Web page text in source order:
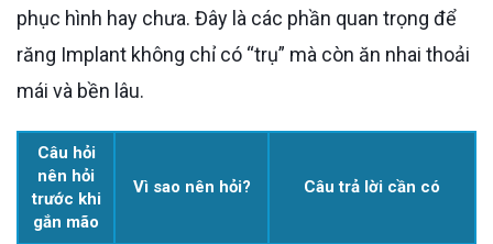
phục hình hay chưa. Đây là các phần quan trọng để
răng Implant không chỉ có “trụ” mà còn ăn nhai thoải
mái và bền lâu.
Câu hỏi
nên hỏi
trước khi
gắn mão
Vì sao nên hỏi? Câu trả lời cần có